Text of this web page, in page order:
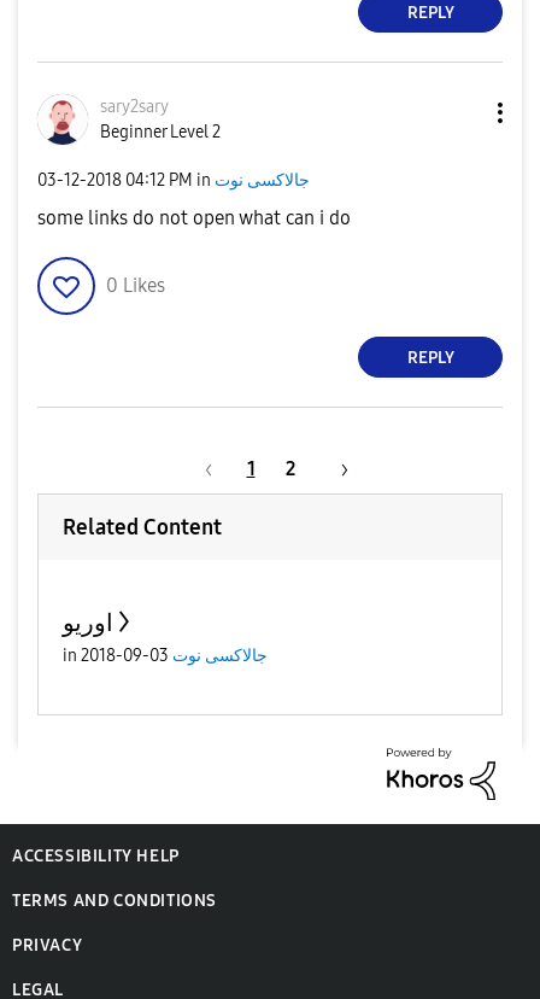
REPLY
sary2sary
Beginner Level 2
‎03-12-2018 04:12 PM in جالاكسى نوت
some links do not open what can i do
0 Likes
REPLY
1 2
Related Content
اوريو
in جالاكسى نوت 03-09-2018
ACCESSIBILITY HELP
TERMS AND CONDITIONS
PRIVACY
LEGAL